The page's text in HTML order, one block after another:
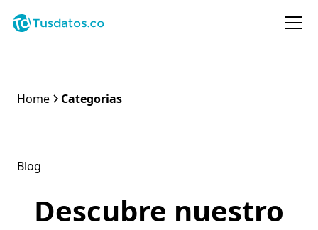
Home Categorias
Blog
Descubre nuestro